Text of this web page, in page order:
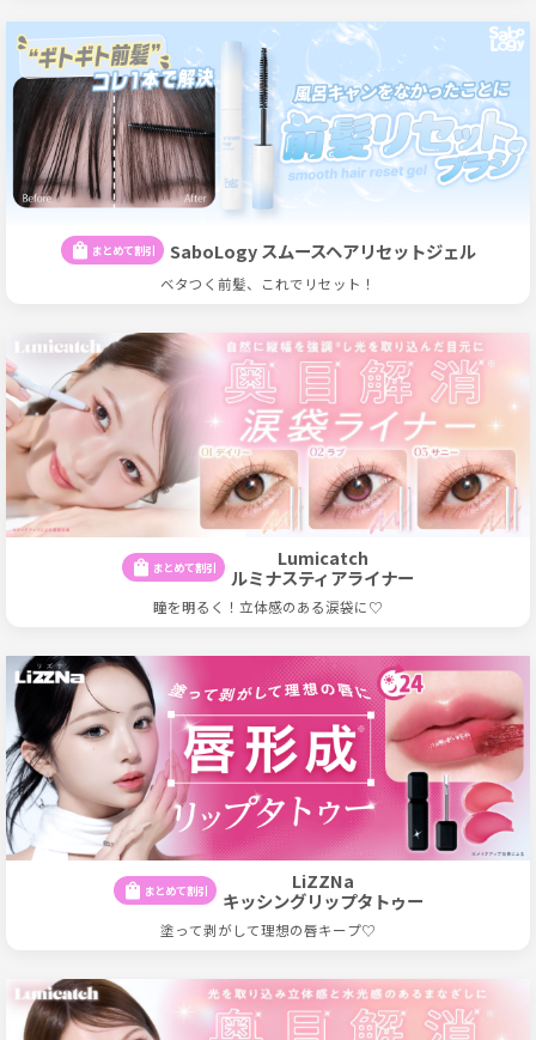
shopping_bag まとめて割引 SaboLogy スムースヘアリセットジェル
ベタつく前髪、これでリセット！
shopping_bag まとめて割引
Lumicatch
ルミナスティアライナー
瞳を明るく！立体感のある涙袋に♡
shopping_bag まとめて割引
LiZZNa
キッシングリップタトゥー
塗って剥がして理想の唇キープ♡